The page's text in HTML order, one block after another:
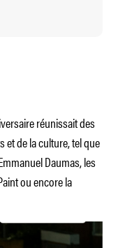
réunissait des
de la culture, tel que
Daumas, les
ou encore la